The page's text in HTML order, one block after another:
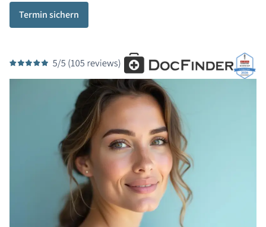
Termin sichern